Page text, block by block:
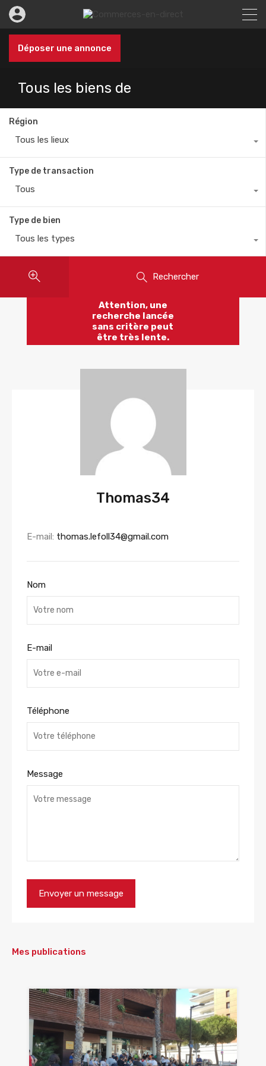
Déposer une annonce
Tous les biens de
Région
Tous les lieux
Type de transaction
Tous
Type de bien
Tous les types
Rechercher
Attention, une
recherche lancée
sans critère peut
être très lente.
Thomas34
E-mail: thomas.lefoll34@gmail.com
Nom
E-mail
Téléphone
Message
Mes publications